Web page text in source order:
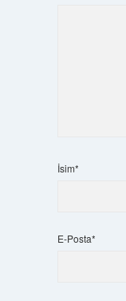
İsim*
E-Posta*